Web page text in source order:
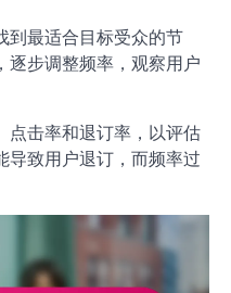
到最适合目标受众的节
逐步调整频率，观察用户
点击率和退订率，以评估
导致用户退订，而频率过